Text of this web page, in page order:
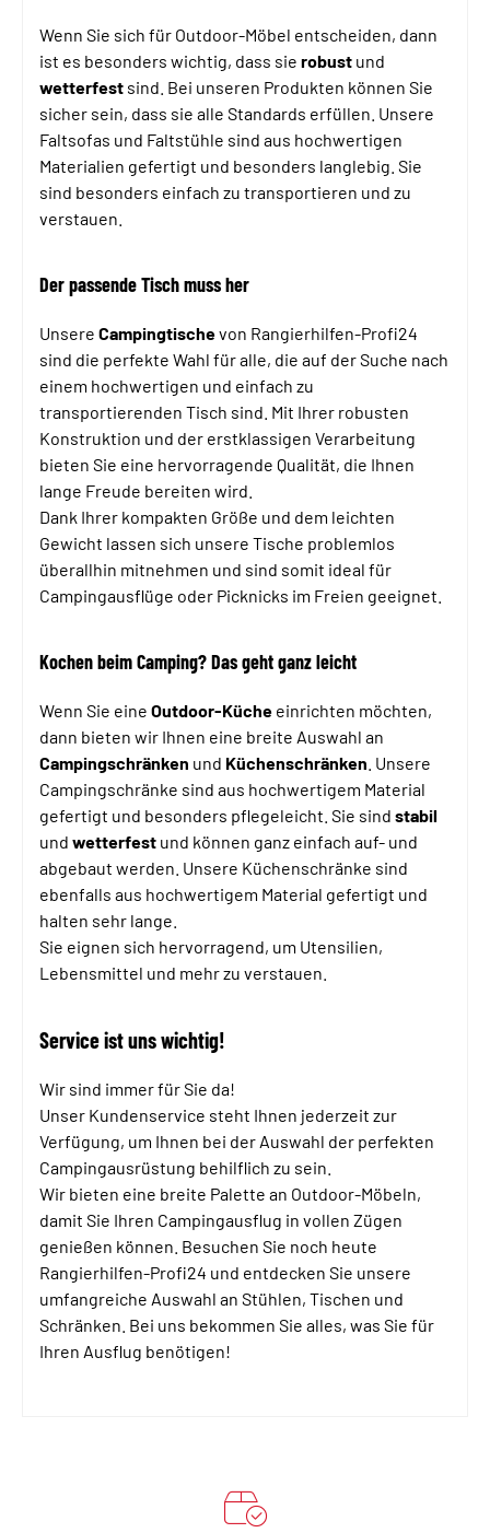
Wenn Sie sich für Outdoor-Möbel entscheiden, dann
ist es besonders wichtig, dass sie robust und
wetterfest sind. Bei unseren Produkten können Sie
sicher sein, dass sie alle Standards erfüllen. Unsere
Faltsofas und Faltstühle sind aus hochwertigen
Materialien gefertigt und besonders langlebig. Sie
sind besonders einfach zu transportieren und zu
verstauen.
Der passende Tisch muss her
Unsere Campingtischevon Rangierhilfen-Profi24
sind die perfekte Wahl für alle, die auf der Suche nach
einem hochwertigen und einfach zu
transportierenden Tisch sind. Mit Ihrer robusten
Konstruktion und der erstklassigen Verarbeitung
bieten Sie eine hervorragende Qualität, die Ihnen
lange Freude bereiten wird.
Dank Ihrer kompakten Größe und dem leichten
Gewicht lassen sich unsere Tische problemlos
überallhin mitnehmen und sind somit ideal für
Campingausflüge oder Picknicks im Freien geeignet.
Kochen beim Camping? Das geht ganz leicht
Wenn Sie eine Outdoor-Küche einrichten möchten,
dann bieten wir Ihnen eine breite Auswahl an
Campingschränken und Küchenschränken . Unsere
Campingschränke sind aus hochwertigem Material
gefertigt und besonders pflegeleicht. Sie sind stabil
und wetterfest und können ganz einfach auf- und
abgebaut werden. Unsere Küchenschränke sind
ebenfalls aus hochwertigem Material gefertigt und
halten sehr lange.
Sie eignen sich hervorragend, um Utensilien,
Lebensmittel und mehr zu verstauen.
Service ist uns wichtig!
Wir sind immer für Sie da!
Unser Kundenservice steht Ihnen jederzeit zur
Verfügung, um Ihnen bei der Auswahl der perfekten
Campingausrüstung behilflich zu sein.
Wir bieten eine breite Palette an Outdoor-Möbeln,
damit Sie Ihren Campingausflug in vollen Zügen
genießen können. Besuchen Sie noch heute
Rangierhilfen-Profi24 und entdecken Sie unsere
umfangreiche Auswahl an Stühlen, Tischen und
Schränken. Bei uns bekommen Sie alles, was Sie für
Ihren Ausflug benötigen!